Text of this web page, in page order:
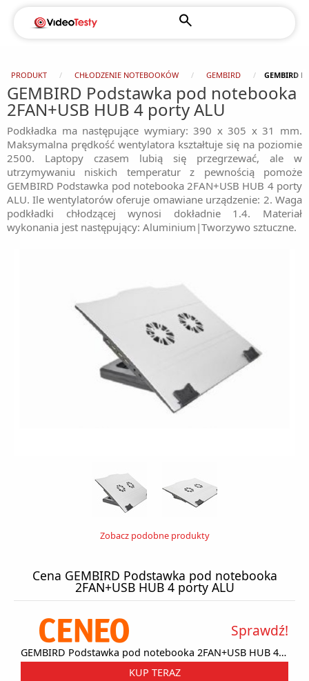
PRODUKT CHŁODZENIE NOTEBOOKÓW GEMBIRD GEMBIRD
GEMBIRD Podstawka pod notebooka
2FAN+USB HUB 4 porty ALU
Podkładka ma następujące wymiary: 390 x 305 x 31 mm.
Maksymalna prędkość wentylatora kształtuje się na poziomie
2500. Laptopy czasem lubią się przegrzewać, ale w
utrzymywaniu niskich temperatur z pewnością pomoże
GEMBIRD Podstawka pod notebooka 2FAN+USB HUB 4 porty
ALU. Ile wentylatorów oferuje omawiane urządzenie: 2. Waga
podkładki chłodzącej wynosi dokładnie 1.4. Materiał
wykonania jest następujący: Aluminium|Tworzywo sztuczne.
Zobacz podobne produkty
Cena GEMBIRD Podstawka pod notebooka
2FAN+USB HUB 4 porty ALU
GEMBIRD Podstawka pod notebooka 2FAN+USB HUB 4 porty ALU
Sprawdź!
KUP TERAZ